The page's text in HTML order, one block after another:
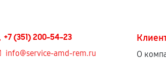
+7 (351) 200-54-23
info@service-amd-rem.ru
О